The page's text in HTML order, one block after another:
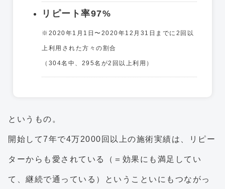
リピート率97%
※2020年1月1日〜2020年12月31日までに2回以
上利用された方々の割合
（304名中、295名が2回以上利用）
というもの。
開始して7年で4万2000回以上の施術実績は、リピー
ターからも愛されている（＝効果にも満足してい
て、継続で通っている）ということいにもつながっ